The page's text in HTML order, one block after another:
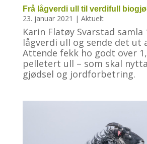
Frå lågverdi ull til verdifull
23. januar 2021 | Aktuelt
Karin Flatøy Svarstad samla
lågverdi ull og sende det ut
Attende fekk ho godt over
pelletert ull – som skal
gjødsel og jordforbetring.